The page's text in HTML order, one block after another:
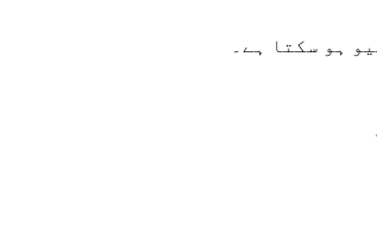
ہو سکتا ہے۔